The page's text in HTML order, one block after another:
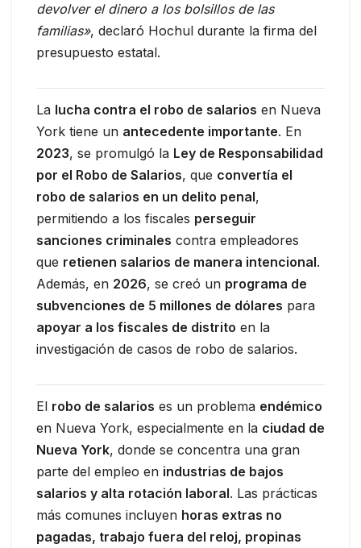
devolver el dinero a los bolsillos de las
familias», declaró Hochul durante la firma del
presupuesto estatal.
La lucha contra el robo de salarios en Nueva
York tiene un antecedente importante. En
2023, se promulgó la Ley de Responsabilidad
por el Robo de Salarios, que convertía el
robo de salarios en un delito penal,
permitiendo a los fiscales perseguir
sanciones criminales contra empleadores
que retienen salarios de manera intencional.
Además, en 2026, se creó un programa de
subvenciones de 5 millones de dólares para
apoyar a los fiscales de distrito en la
investigación de casos de robo de salarios.
El robo de salarios es un problema endémico
en Nueva York, especialmente en la ciudad de
Nueva York, donde se concentra una gran
parte del empleo en industrias de bajos
salarios y alta rotación laboral. Las prácticas
más comunes incluyen horas extras no
pagadas, trabajo fuera del reloj, propinas